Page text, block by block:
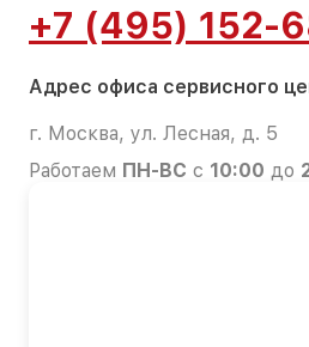
+7 (495) 152-
Адрес офиса сервисного
г. Москва, ул. Лесная, д. 5
Работаем ПН-ВС с 10:00 до